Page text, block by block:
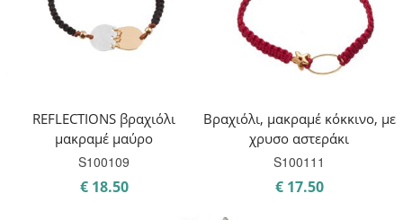
REFLECTIONS βραχιόλι
μακραμέ μαύρο
S100109
€18.50
Βραχιόλι, μακραμέ κόκκινο, με
χρυσο αστεράκι
S100111
€17.50